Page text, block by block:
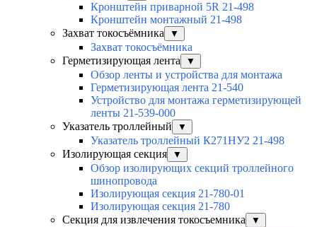
Кронштейн приварной 5R 21-498
Кронштейн монтажный 21-498
Захват токосъёмника
▼
Захват токосъёмника
Герметизирующая лента
▼
Обзор ленты и устройства для монтажа
Герметизирующая лента 21-540
Устройство для монтажа герметизирующей
ленты 21-539-000
Указатель троллейный
▼
Указатель троллейный К271НУ2 21-498
Изолирующая секция
▼
Обзор изолирующих секций троллейного
шинопровода
Изолирующая секция 21-780-01
Изолирующая секция 21-780
Секция для извлечения токосъемника
▼